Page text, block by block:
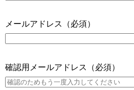
メールアドレス（必須）
確認用メールアドレス（必須）